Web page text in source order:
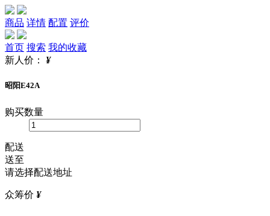
商品 详情 配置 评价
首页 搜索 我的收藏
新人价：
¥
昭阳E42A
购买数量
配送
送至
请选择配送地址
众筹价 ¥